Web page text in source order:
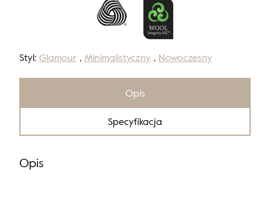
Styl: Glamour , Minimalistyczny , Nowoczesny
Opis
Specyfikacja
Opis